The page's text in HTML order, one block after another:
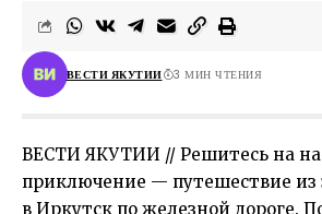
ВЕСТИ ЯКУТИИ 3 МИН ЧТЕНИЯ
ВЕСТИ ЯКУТИИ // Решитесь на
приключение — путешествие из
в Иркутск по железной дороге.